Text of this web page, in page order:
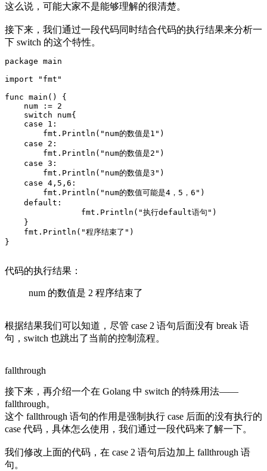
这么说，可能大家不是能够理解的很清楚。
接下来，我们通过一段代码同时结合代码的执行结果来分析一
下 switch 的这个特性。
package main
import "fmt"
func main() {
num := 2
switch num{
case 1:
fmt.Println("num的数值是1")
case 2:
fmt.Println("num的数值是2")
case 3:
fmt.Println("num的数值是3")
case 4,5,6:
fmt.Println("num的数值可能是4，5，6")
default:
fmt.Println("执行default语句")
}
fmt.Println("程序结束了")
代码的执行结果：
num 的数值是 2 程序结束了
根据结果我们可以知道，尽管 case 2 语句后面没有 break 语
句，switch 也跳出了当前的控制流程。
fallthrough
接下来，再介绍一个在 Golang 中 switch 的特殊用法——
fallthrough。
这个 fallthrough 语句的作用是强制执行 case 后面的没有执行的
case 代码，具体怎么使用，我们通过一段代码来了解一下。
我们修改上面的代码，在 case 2 语句后边加上 fallthrough 语
句。